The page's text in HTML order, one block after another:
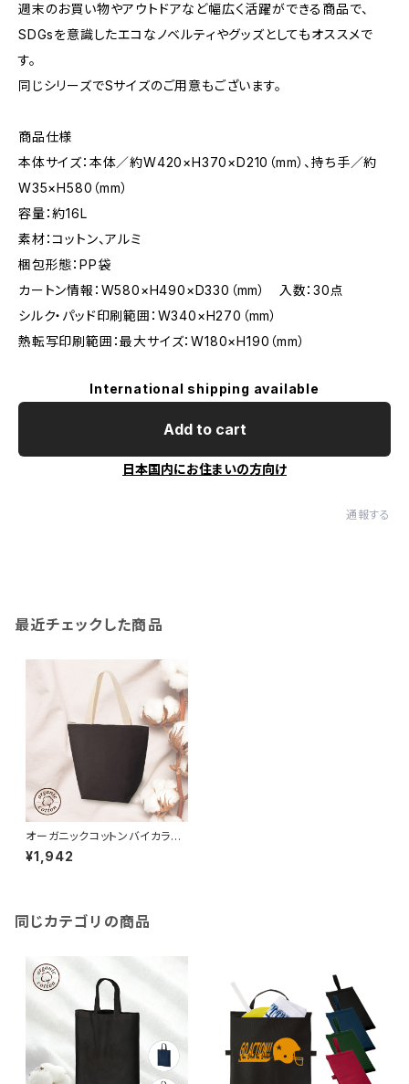
週末のお買い物やアウトドアなど幅広く活躍ができる商品で、
SDGsを意識したエコなノベルティやグッズとしてもオススメで
す。
同じシリーズでSサイズのご用意もございます。
商品仕様
本体サイズ：本体／約W420×H370×D210（mm）、持ち手／約
W35×H580（mm）
容量：約16L
素材：コットン、アルミ
梱包形態：PP袋
カートン情報：W580×H490×D330（mm） 入数：30点
シルク・パッド印刷範囲：W340×H270（mm）
熱転写印刷範囲：最大サイズ：W180×H190（mm）
International shipping available
Add to cart
日本国内にお住まいの方向け
通報する
最近チェックした商品
オーガニックコットンバイカラー
保冷トート（M）MG ブラック
¥1,942
同じカテゴリの商品